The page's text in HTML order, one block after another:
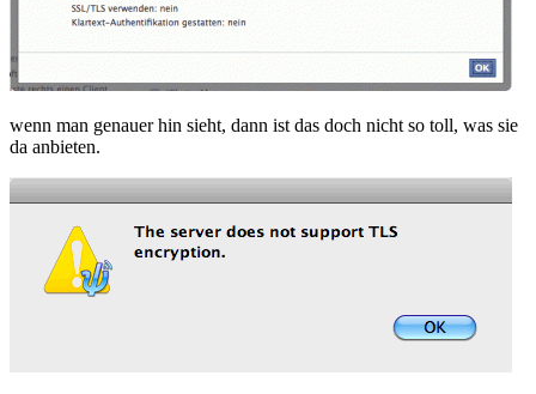
wenn man genauer hin sieht, dann ist das doch nicht so toll, was sie
da anbieten.